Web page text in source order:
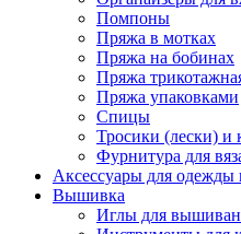
Помпоны
Пряжа в мотках
Пряжа на бобинах
Пряжа
Пряжа упаковками
Спицы
Тросики (лески) и
Фурнитура для
Аксессуары для одежды
Вышивка
Иглы для